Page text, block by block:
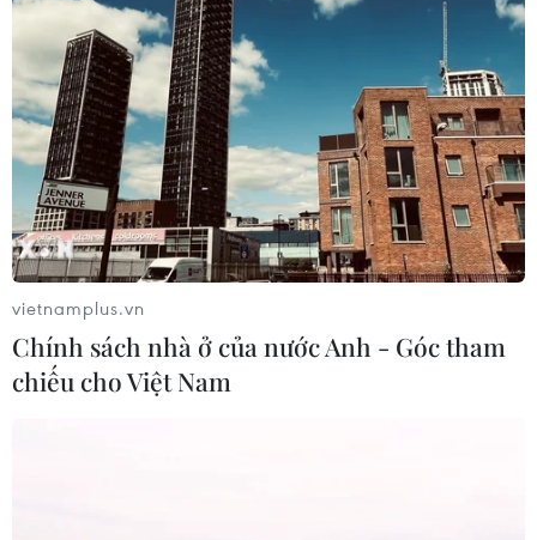
vietnamplus.vn
Chính sách nhà ở của nước Anh - Góc tham
chiếu cho Việt Nam